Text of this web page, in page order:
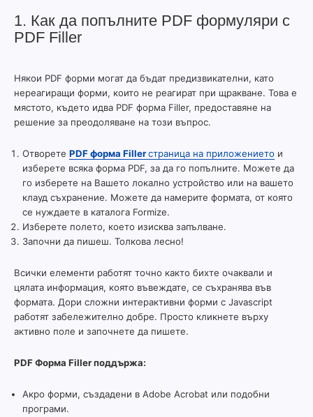
1. Как да попълните PDF формуляри с
PDF Filler
Някои PDF форми могат да бъдат предизвикателни, като
нереагиращи форми, които не реагират при щракване. Това е
мястото, където идва PDF форма Filler, предоставяне на
решение за преодоляване на този въпрос.
Отворете PDF форма Fillerстраница на приложението и
изберете всяка форма PDF, за да го попълните. Можете да
го изберете на Вашето локално устройство или на вашето
клауд съхранение. Можете да намерите формата, от която
се нуждаете в каталога Formize.
Изберете полето, което изисква запълване.
Започни да пишеш. Толкова лесно!
Всички елементи работят точно както бихте очаквали и
цялата информация, която въвеждате, се съхранява във
формата. Дори сложни интерактивни форми с Javascript
работят забележително добре. Просто кликнете върху
активно поле и започнете да пишете.
PDF Форма Filler поддържа:
Акро форми, създадени в Adobe Acrobat или подобни
програми.